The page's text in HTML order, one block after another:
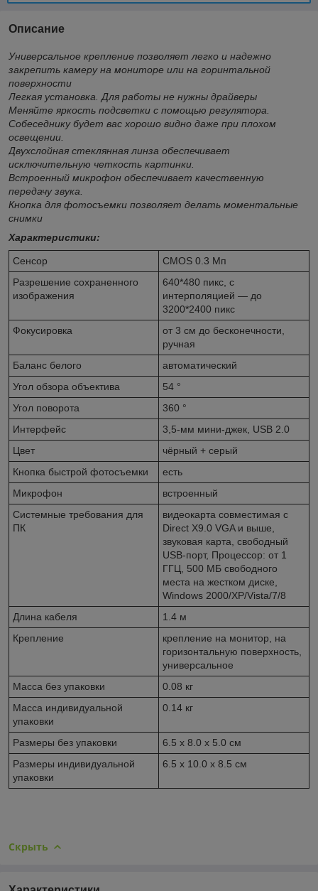
Описание
Универсальное крепление позволяет легко и надежно
закрепить камеру на мониторе или на горинтальной
поверхности
Легкая установка. Для работы не нужны драйверы
Меняйте яркость подсветки с помощью регулятора.
Собеседнику будет вас хорошо видно даже при плохом
освещении.
Двухслойная стеклянная линза обеспечивает
исключительную четкость картинки.
Встроенный микрофон обеспечивает качественную
передачу звука.
Кнопка для фотосъемки позволяет делать моментальные
снимки
Характеристики:
Сенсор
CMOS 0.3 Мп
Разрешение сохраненного
изображения
640*480 пикс, с
интерполяцией ― до
3200*2400 пикс
Фокусировка
от 3 см до бесконечности,
ручная
Баланс белого
автоматический
Угол обзора объектива
54 °
Угол поворота
360 °
Интерфейс
3,5-мм мини-джек, USB 2.0
Цвет
чёрный + серый
Кнопка быстрой фотосъемки
есть
Микрофон
встроенный
Системные требования для
ПК
видеокарта совместимая с
Direct X9.0 VGA и выше,
звуковая карта, свободный
USB-порт, Процессор: от 1
ГГЦ, 500 МБ свободного
места на жестком диске,
Windows 2000/XP/Vista/7/8
Длина кабеля
1.4 м
Крепление
крепление на монитор, на
горизонтальную поверхность,
универсальное
Масса без упаковки
0.08 кг
Масса индивидуальной
упаковки
0.14 кг
Размеры без упаковки
6.5 x 8.0 x 5.0 см
Размеры индивидуальной
упаковки
6.5 x 10.0 x 8.5 см
Скрыть